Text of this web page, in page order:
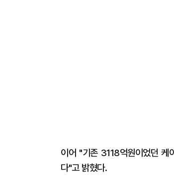
이어 "기존 3118억원이었던 케
다"고 밝혔다.